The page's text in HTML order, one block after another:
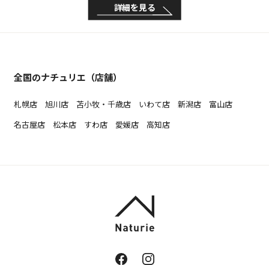
詳細を見る
全国のナチュリエ（店舗）
札幌店 旭川店 苫小牧・千歳店 いわて店 新潟店
富山店
名古屋店
松本店 すわ店 愛媛店 高知店